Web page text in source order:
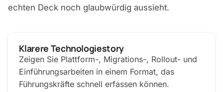
echten Deck noch glaubwürdig aussieht.
Klarere Technologiestory
Zeigen Sie Plattform-, Migrations-, Rollout- und
Einführungsarbeiten in einem Format, das
Führungskräfte schnell erfassen können.